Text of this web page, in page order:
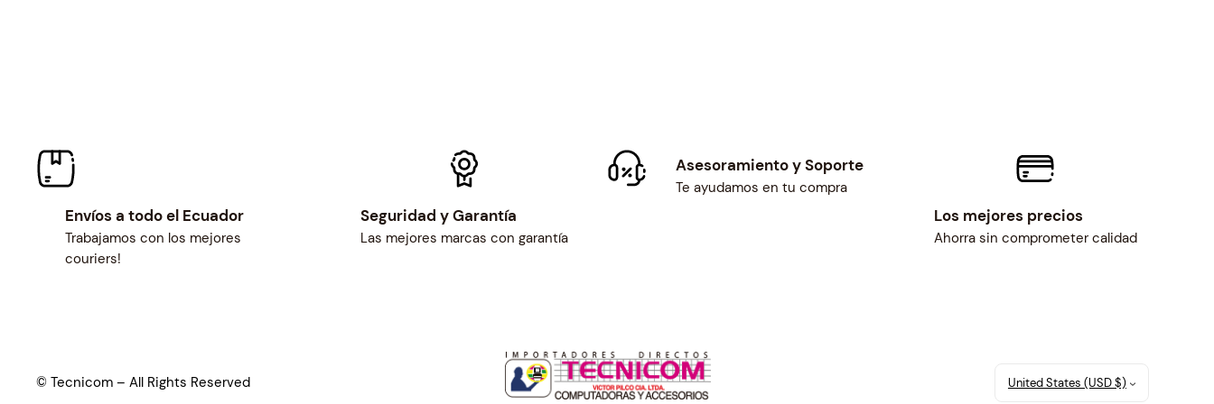
Envíos a todo el Ecuador
Trabajamos con los mejores
couriers!
Seguridad y Garantía
Las mejores marcas con garantía
Asesoramiento y Soporte
Te ayudamos en tu compra
Los mejores precios
Ahorra sin comprometer calidad
© Tecnicom – All Rights Reserved United States (USD $)